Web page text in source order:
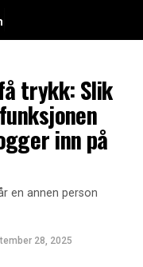
trykk: Slik
inn på
en annen person
28, 2025